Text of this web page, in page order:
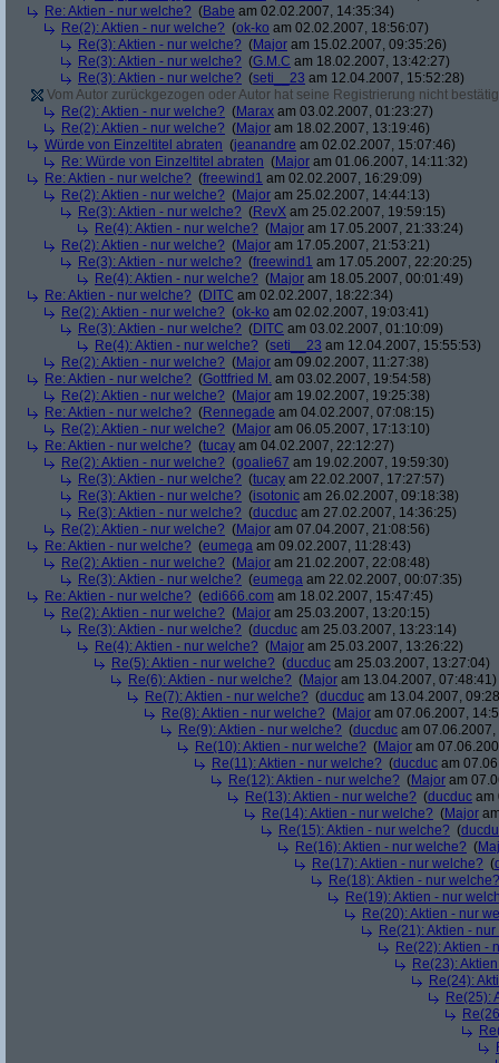
Re: Aktien - nur welche? (Babe am 02.02.2007, 14:35:34)
Re(2): Aktien - nur welche? (ok-ko am 02.02.2007, 18:56:07)
Re(3): Aktien - nur welche? (Major am 15.02.2007, 09:35:26)
Re(3): Aktien - nur welche? (G.M.C am 18.02.2007, 13:42:27)
Re(3): Aktien - nur welche? (seti__23 am 12.04.2007, 15:52:28)
Vom Autor zurückgezogen oder Autor hat seine Registrierung nicht
Re(2): Aktien - nur welche? (Marax am 03.02.2007, 01:23:27)
Re(2): Aktien - nur welche? (Major am 18.02.2007, 13:19:46)
Würde von Einzeltitel abraten (jeanandre am 02.02.2007, 15:07:46)
Re: Würde von Einzeltitel abraten (Major am 01.06.2007, 14:11:32)
Re: Aktien - nur welche? (freewind1 am 02.02.2007, 16:29:09)
Re(2): Aktien - nur welche? (Major am 25.02.2007, 14:44:13)
Re(3): Aktien - nur welche? (RevX am 25.02.2007, 19:59:15)
Re(4): Aktien - nur welche? (Major am 17.05.2007, 21:33:24)
Re(2): Aktien - nur welche? (Major am 17.05.2007, 21:53:21)
Re(3): Aktien - nur welche? (freewind1 am 17.05.2007, 22:20:25)
Re(4): Aktien - nur welche? (Major am 18.05.2007, 00:01:49)
Re: Aktien - nur welche? (DITC am 02.02.2007, 18:22:34)
Re(2): Aktien - nur welche? (ok-ko am 02.02.2007, 19:03:41)
Re(3): Aktien - nur welche? (DITC am 03.02.2007, 01:10:09)
Re(4): Aktien - nur welche? (seti__23 am 12.04.2007, 15:55:53)
Re(2): Aktien - nur welche? (Major am 09.02.2007, 11:27:38)
Re: Aktien - nur welche? (Gottfried M. am 03.02.2007, 19:54:58)
Re(2): Aktien - nur welche? (Major am 19.02.2007, 19:25:38)
Re: Aktien - nur welche? (Rennegade am 04.02.2007, 07:08:15)
Re(2): Aktien - nur welche? (Major am 06.05.2007, 17:13:10)
Re: Aktien - nur welche? (tucay am 04.02.2007, 22:12:27)
Re(2): Aktien - nur welche? (goalie67 am 19.02.2007, 19:59:30)
Re(3): Aktien - nur welche? (tucay am 22.02.2007, 17:27:57)
Re(3): Aktien - nur welche? (isotonic am 26.02.2007, 09:18:38)
Re(3): Aktien - nur welche? (ducduc am 27.02.2007, 14:36:25)
Re(2): Aktien - nur welche? (Major am 07.04.2007, 21:08:56)
Re: Aktien - nur welche? (eumega am 09.02.2007, 11:28:43)
Re(2): Aktien - nur welche? (Major am 21.02.2007, 22:08:48)
Re(3): Aktien - nur welche? (eumega am 22.02.2007, 00:07:35)
Re: Aktien - nur welche? (edi666.com am 18.02.2007, 15:47:45)
Re(2): Aktien - nur welche? (Major am 25.03.2007, 13:20:15)
Re(3): Aktien - nur welche? (ducduc am 25.03.2007, 13:23:14)
Re(4): Aktien - nur welche? (Major am 25.03.2007, 13:26:22)
Re(5): Aktien - nur welche? (ducduc am 25.03.2007, 13:27:04)
Re(6): Aktien - nur welche? (Major am 13.04.2007, 07:48:41)
Re(7): Aktien - nur welche? (ducduc am 13.04.2007,
Re(8): Aktien - nur welche? (Major am 07.06.2007,
Re(9): Aktien - nur welche? (ducduc am
Re(10): Aktien - nur welche? (Major am
Re(11): Aktien - nur welche? (ducduc am
Re(12): Aktien - nur welche? (Major am
Re(13): Aktien - nur welche? (ducduc am
Re(14): Aktien - nur welche? (Major
Re(15): Aktien - nur welche? (
Re(16): Aktien - nur welche? (
Re(17): Aktien - nur welche? (
Re(18): Aktien - nur welche?
Re(19): Aktien - nur
Re(20): Aktien - nur
Re(21): Aktien -
Re(22): Aktien -
Re(23):
Re(24):
Re(25):